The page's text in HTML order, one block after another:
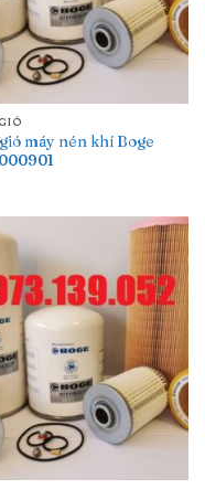
máy nén khí Boge